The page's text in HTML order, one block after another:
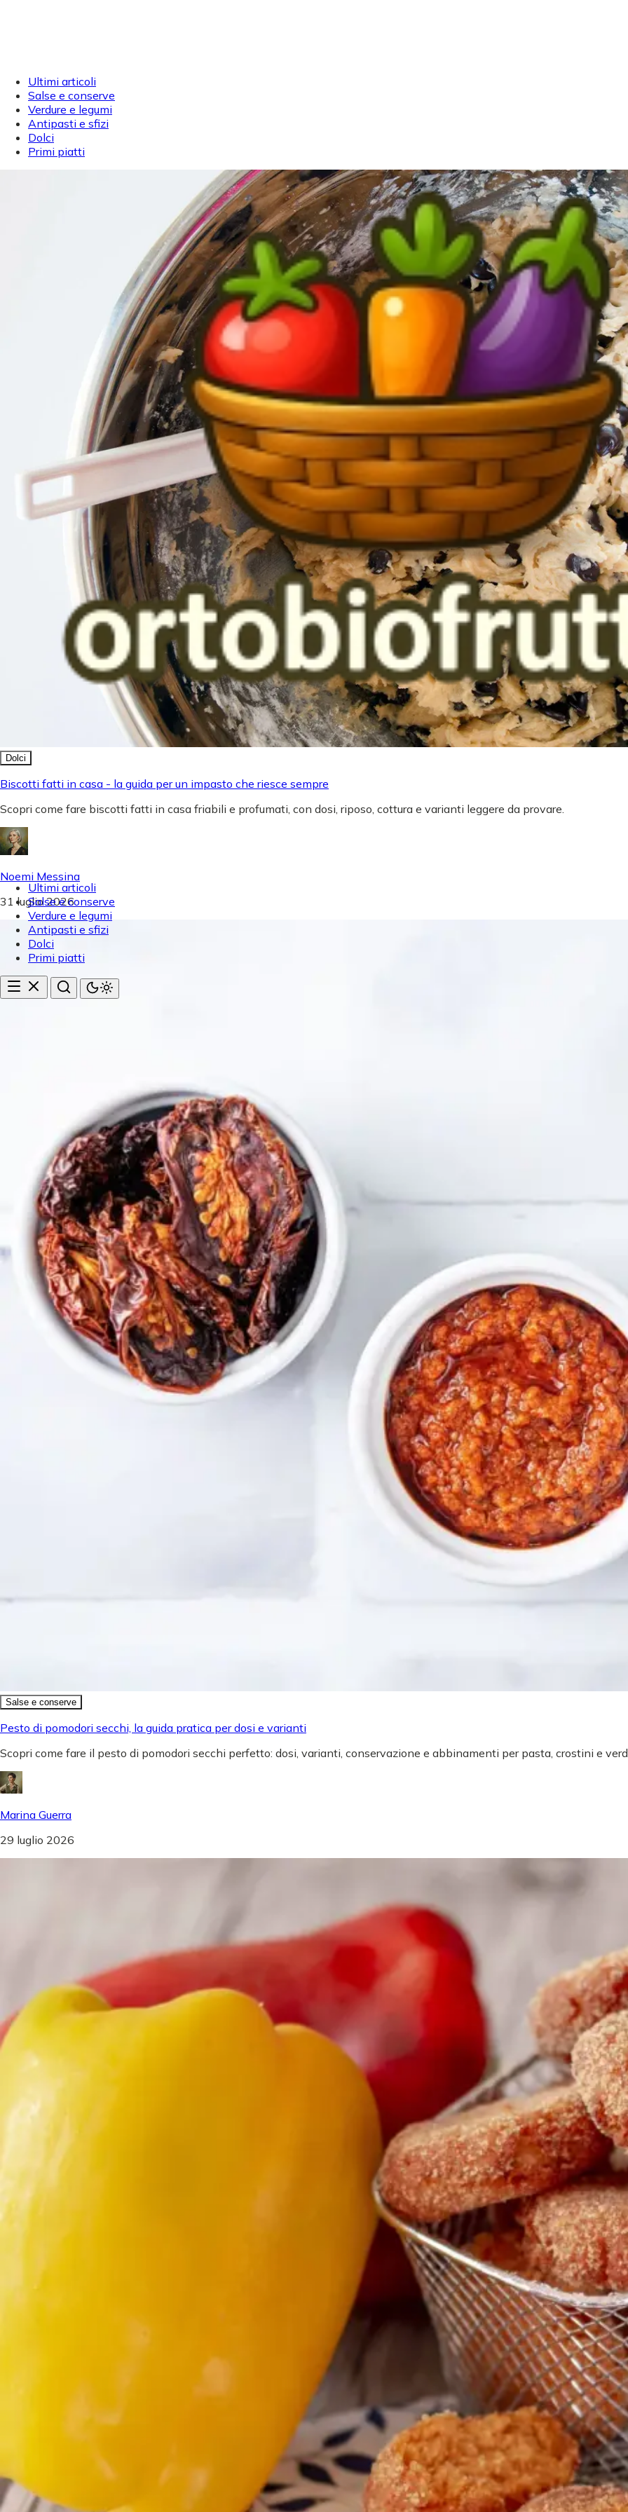
Ultimi articoli
Salse e conserve
Verdure e legumi
Antipasti e sfizi
Dolci
Primi piatti
Ultimi articoli
Salse e conserve
Verdure e legumi
Antipasti e sfizi
Dolci
Primi piatti
Dolci
Biscotti fatti in casa - la guida per un impasto che riesce sempre
Scopri come fare biscotti fatti in casa friabili e profumati, con dosi, riposo, cottura e varianti leggere da provare.
Noemi Messina
31 luglio 2026
Salse e conserve
Pesto di pomodori secchi, la guida pratica per dosi e varianti
Scopri come fare il pesto di pomodori secchi perfetto: dosi, varianti, conservazione e abbinamenti per pasta, crostini e
Marina Guerra
29 luglio 2026